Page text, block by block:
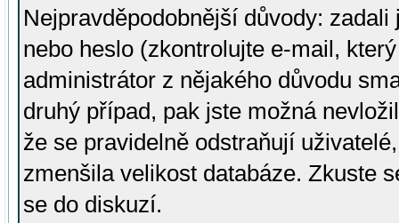
Nejpravděpodobnější důvody:
nebo heslo (zkontrolujte e-mail,
administrátor z nějakého důvodu
druhý případ, pak jste možná
že se pravidelně odstraňují
zmenšila velikost databáze. Zkuste
se do diskuzí.